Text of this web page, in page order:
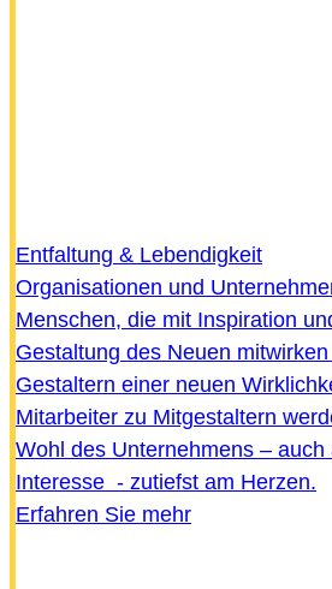
Entfaltung & Lebendigkeit
Organisationen und
Menschen, die mit Inspiration
Gestaltung des Neuen
Gestaltern einer neuen
Mitarbeiter zu Mitgestaltern
Wohl des Unternehmens – auch
Interesse - zutiefst am Herzen.
Erfahren Sie mehr